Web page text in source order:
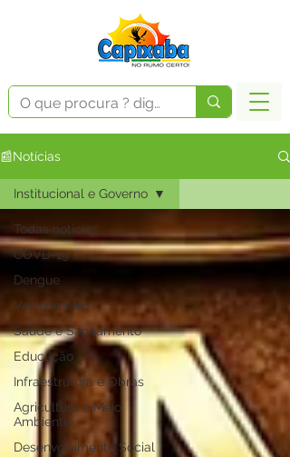
📰Notícias
Todas notícias
COVD-19
Dengue
Vacinômetro
Saúde e Saneamento
Educação
Infraestrutura e Obras
Agricultura e Meio
Ambiente
Desenvolvimento Social
Institucional e Governo